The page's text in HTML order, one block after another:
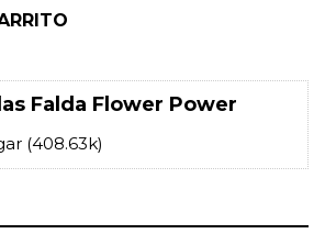
Falda Flower Power
(408.63k)